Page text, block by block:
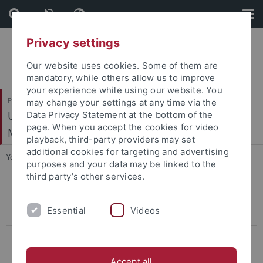
Skip
to
content
Skip
to
footer
Philosophische Fakultät
Ur- und Frühgeschichte und Archäologie des
Mittelalters
You are here: Startseite ... Taš bair
Forschungsprojekte
Privacy settings
Our website uses cookies. Some of them are
mandatory, while others allow us to improve
your experience while using our website. You
may change your settings at any time via the
Data Privacy Statement at the bottom of the
page. When you accept the cookies for video
playback, third-party providers may set
additional cookies for targeting and advertising
purposes and your data may be linked to the
third party’s other services.
Essential Videos